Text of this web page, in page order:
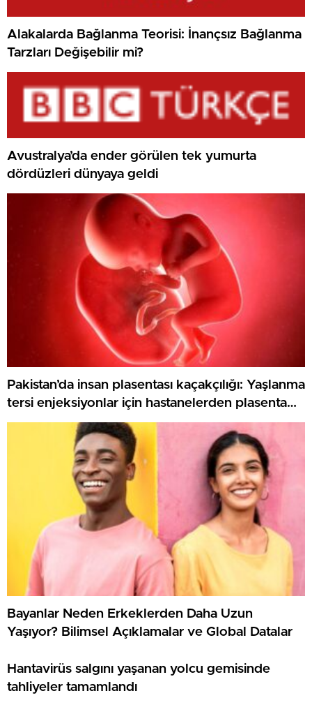
Alakalarda Bağlanma Teorisi: İnançsız Bağlanma
Tarzları Değişebilir mi?
Avustralya’da ender görülen tek yumurta
dördüzleri dünyaya geldi
Pakistan’da insan plasentası kaçakçılığı: Yaşlanma
tersi enjeksiyonlar için hastanelerden plasenta
çalan şebekeye soruşturma
Bayanlar Neden Erkeklerden Daha Uzun
Yaşıyor? Bilimsel Açıklamalar ve Global Datalar
Hantavirüs salgını yaşanan yolcu gemisinde
tahliyeler tamamlandı